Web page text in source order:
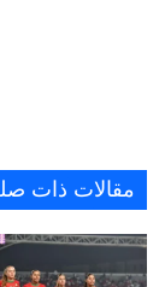
مقالات ذات